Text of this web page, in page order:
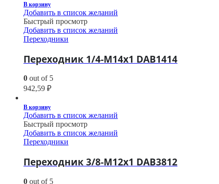
В корзину
Добавить в список желаний
Быстрый просмотр
Добавить в список желаний
Переходники
Переходник 1/4-M14х1 DAB1414
0 out of 5
942,59 ₽
В корзину
Добавить в список желаний
Быстрый просмотр
Добавить в список желаний
Переходники
Переходник 3/8-M12х1 DAB3812
0 out of 5